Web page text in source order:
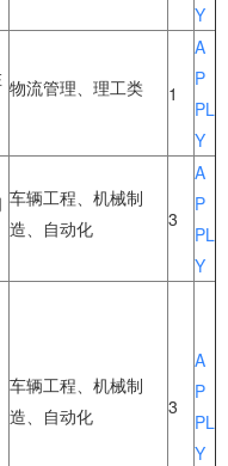
Y
物流管理、理工类 1
A
P
PL
Y
车辆工程、机械制
造、自动化
3
A
P
PL
Y
车辆工程、机械制
造、自动化
3
A
P
PL
Y